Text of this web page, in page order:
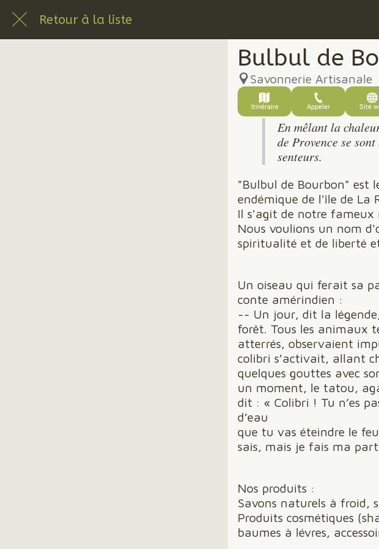
Retour à la liste
Bulbul de
Savonnerie Artisanale
Itinéraire Appeler Site
En mêlant la
de Provence se
senteurs.
"Bulbul de Bourbon" est
endémique de l'île de La
Il s'agit de notre fameux
Nous voulions un nom
spiritualité et de liberté
Un oiseau qui ferait sa
conte amérindien :
-- Un jour, dit la
forêt. Tous les animaux
atterrés, observaient
colibri s’activait, allant
quelques gouttes avec
un moment, le tatou,
dit : « Colibri ! Tu n’es
d’eau
que tu vas éteindre le
sais, mais je fais ma
Nos produits :
Savons naturels à froid,
Produits cosmétiques
baumes à lévres,